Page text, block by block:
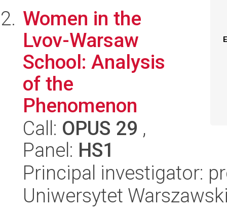
Women in the
Lvov-Warsaw
School: Analysis
of the
Phenomenon
Call: OPUS 29 ,
Panel: HS1
Principal investigator:
Uniwersytet